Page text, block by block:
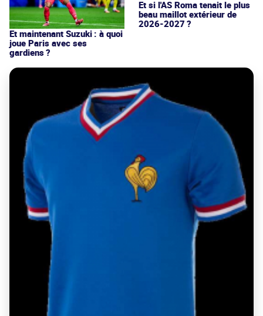
Et maintenant Suzuki : à quoi
joue Paris avec ses
gardiens ?
Et si l'AS Roma tenait le plus
beau maillot extérieur de
2026-2027 ?